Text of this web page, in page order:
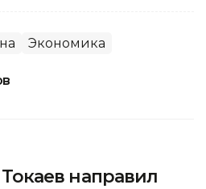
Экономика
направил